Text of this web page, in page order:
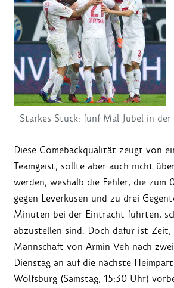
Starkes Stück: fünf Mal Jubel in der
Diese Comebackqualität zeugt von
Teamgeist, sollte aber auch nicht
werden, weshalb die Fehler, die zum
gegen Leverkusen und zu drei
Minuten bei der Eintracht führten,
abzustellen sind. Doch dafür ist Zeit,
Mannschaft von Armin Veh nach
Dienstag an auf die nächste
Wolfsburg (Samstag, 15:30 Uhr)